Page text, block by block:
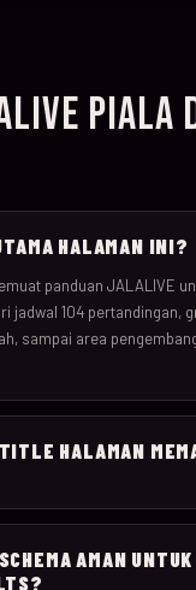
Jun-26 18:00
Jun-26 20:00
Jun-
19:00
PIALA
HALAMAN INI?
panduan JALALIVE
jadwal 104 pertandingan,
sampai area
HALAMAN
AMAN UNTUK